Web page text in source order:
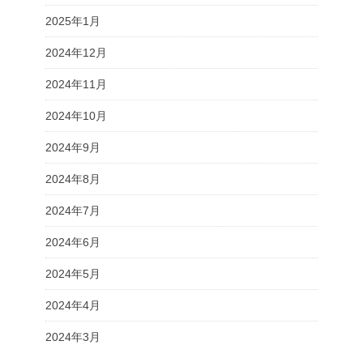
2025年1月
2024年12月
2024年11月
2024年10月
2024年9月
2024年8月
2024年7月
2024年6月
2024年5月
2024年4月
2024年3月